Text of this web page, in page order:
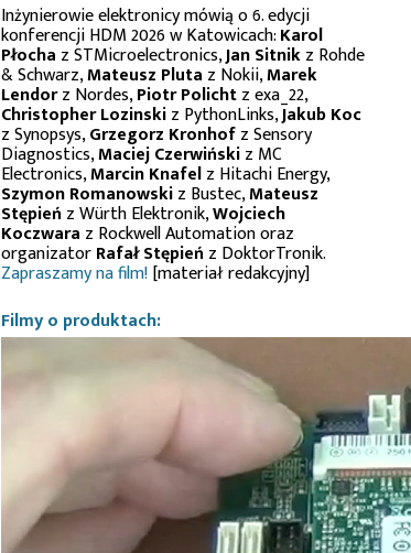
Inżynierowie elektronicy mówią o 6. edycji
konferencji HDM 2026 w Katowicach:Karol
Płocha z STMicroelectronics,Jan Sitnikz Rohde
& Schwarz,Mateusz Pluta z Nokii,Marek
Lendorz Nordes,Piotr Polichtz exa_22,
Christopher Lozinskiz PythonLinks,Jakub Koc
z Synopsys,Grzegorz Kronhofz Sensory
Diagnostics,Maciej Czerwińskiz MC
Electronics,Marcin Knafelz Hitachi Energy,
Szymon Romanowskiz Bustec,Mateusz
Stępień z Würth Elektronik,Wojciech
Koczwara z Rockwell Automation oraz
organizatorRafał Stępień z DoktorTronik.
Zapraszamy na film![materiał redakcyjny]
Filmy o produktach: